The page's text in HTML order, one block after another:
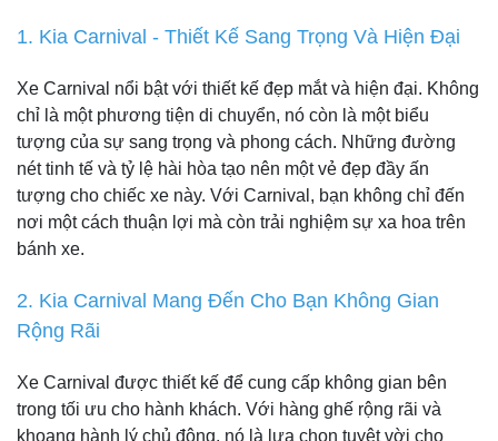
1. Kia Carnival - Thiết Kế Sang Trọng Và Hiện Đại
Xe Carnival nổi bật với thiết kế đẹp mắt và hiện đại. Không
chỉ là một phương tiện di chuyển, nó còn là một biểu
tượng của sự sang trọng và phong cách. Những đường
nét tinh tế và tỷ lệ hài hòa tạo nên một vẻ đẹp đầy ấn
tượng cho chiếc xe này. Với Carnival, bạn không chỉ đến
nơi một cách thuận lợi mà còn trải nghiệm sự xa hoa trên
bánh xe.
2. Kia Carnival Mang Đến Cho Bạn Không Gian
Rộng Rãi
Xe Carnival được thiết kế để cung cấp không gian bên
trong tối ưu cho hành khách. Với hàng ghế rộng rãi và
khoang hành lý chủ động, nó là lựa chọn tuyệt vời cho